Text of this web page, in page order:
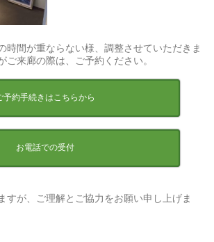
時間が重ならない様、調整させていただきま
ご来廊の際は、ご予約ください。
予約手続きはこちらから
お電話での受付
すが、ご理解とご協力をお願い申し上げま